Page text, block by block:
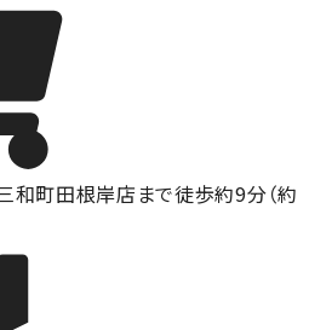
和町田根岸店まで徒歩約9分（約